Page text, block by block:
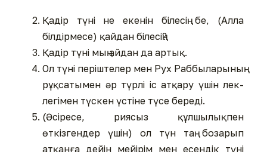
Қадір түні не екенін білесің бе, (Алла
білдірмесе) қайдан білесің?
Қадір түні мың айдан да артық.
Ол түні періштелер мен Рух Раббыларының
рұқсатымен әр түрлі іс атқару үшін лек-
легімен түскен үстіне түсе береді.
(Әсіресе, риясыз құлшылықпен
өткізгендер үшін) ол түн таң бозарып
атқанға дейін мейірім мен есендік түні